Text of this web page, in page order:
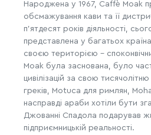
Народжена у 1967, Caffè Moak
обсмажування кави та її
п'ятдесят років діяльності,
представлена у багатьох
своєю територією –
Moak була заснована, було
цивілізацій за свою
греків, Motuca для римлян,
насправді араби хотіли бути
Джованні Спадола подарував
підприємницькій реальності.